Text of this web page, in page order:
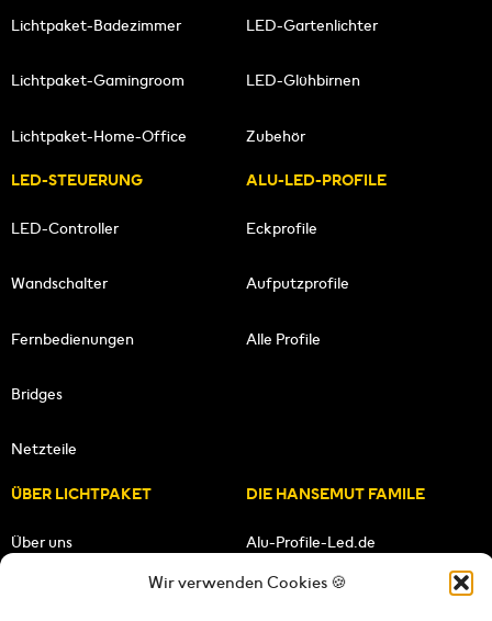
Wir verwenden Cookies 🍪
Lichtpaket-Badezimmer
Lichtpaket-Gamingroom
Lichtpaket-Home-Office
LED-Gartenlichter
LED-Glühbirnen
Zubehör
LED-STEUERUNG
LED-Controller
Wandschalter
Fernbedienungen
Bridges
Netzteile
ALU-LED-PROFILE
Eckprofile
Aufputzprofile
Alle Profile
ÜBER LICHTPAKET
Über uns
DIE HANSEMUT FAMILE
Alu-Profile-Led.de